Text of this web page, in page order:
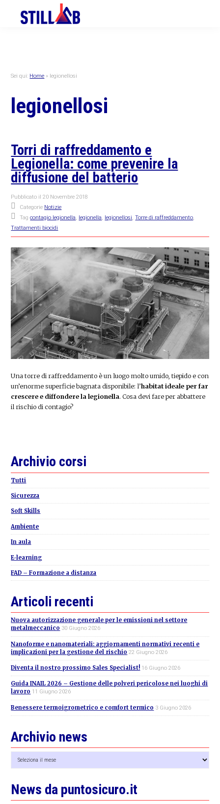
primary
primary
Sei qui: Home » legionellosi
legionellosi
Torri di raffreddamento e
Legionella: come prevenire la
diffusione del batterio
Pubblicato il20 Novembre 2018
Categorie Notizie
Tagcontagio legionella legionella legionellosi ,Torre di raffreddamento
Trattamenti biocidi
Una torre di raffreddamento è un luogo molto umido, tiepido e con
un’enorme superficie bagnata disponibile: l’habitat ideale per far
crescere e diffondere la legionella. Cosa devi fare per abbattere
il rischio di contagio?
Primary
Sidebar
Archivio corsi
Tutti
Sicurezza
Soft Skills
Ambiente
In aula
E-learning
FAD – Formazione a distanza
Articoli recenti
Nuova autorizzazione generale per le emissioni nel settore
metalmeccanico 30 Giugno 2026
Nanoforme e nanomateriali: aggiornamenti normativi recenti e
implicazioni per la gestione del rischio 22 Giugno 2026
Diventa il nostro prossimo Sales Specialist! 16 Giugno 2026
Guida INAIL 2026 – Gestione delle polveri pericolose nei luoghi di
lavoro 11 Giugno 2026
Benessere termoigrometrico e comfort termico 3 Giugno 2026
Archivio news
news
News da puntosicuro.it